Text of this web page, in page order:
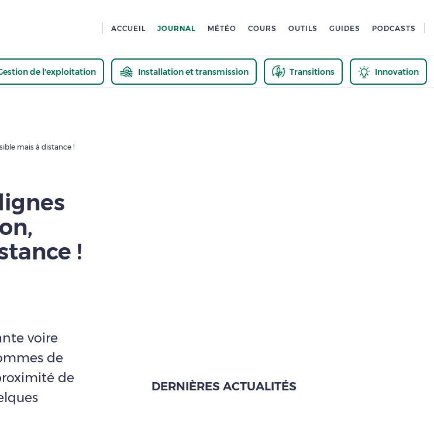
ACCUEIL JOURNAL MÉTÉO COURS OUTILS GUIDES PODCASTS
de l'exploitation Installation et transmission Transitions Innovation
mais à distance !
!
voire
de
de
DERNIÈRES ACTUALITÉS